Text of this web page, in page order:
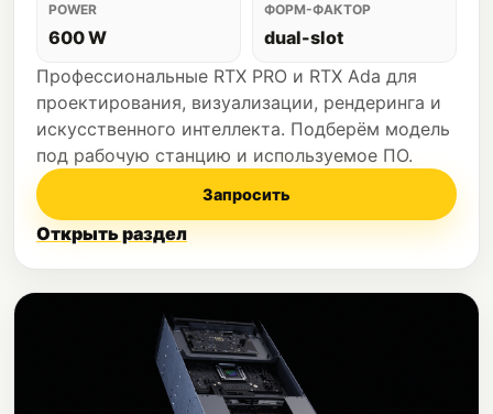
POWER
600 W
ФОРМ-ФАКТОР
dual-slot
Профессиональные RTX PRO и RTX Ada для
проектирования, визуализации, рендеринга и
искусственного интеллекта. Подберём модель
под рабочую станцию и используемое ПО.
Запросить
Открыть раздел